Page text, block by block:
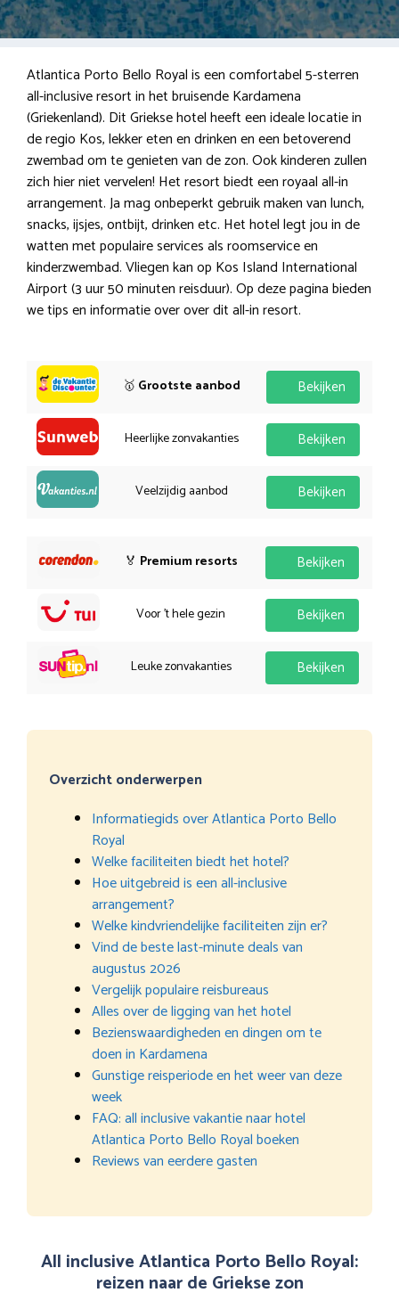
Atlantica Porto Bello Royal is een comfortabel 5-sterren
all-inclusive resort in het bruisende Kardamena
(Griekenland). Dit Griekse hotel heeft een ideale locatie in
de regio Kos, lekker eten en drinken en een betoverend
zwembad om te genieten van de zon. Ook kinderen zullen
zich hier niet vervelen! Het resort biedt een royaal all-in
arrangement. Ja mag onbeperkt gebruik maken van lunch,
snacks, ijsjes, ontbijt, drinken etc. Het hotel legt jou in de
watten met populaire services als roomservice en
kinderzwembad. Vliegen kan op Kos Island International
Airport (3 uur 50 minuten reisduur). Op deze pagina bieden
we tips en informatie over over dit all-in resort.
🥇 Grootste aanbod Bekijken
Heerlijke zonvakanties Bekijken
Veelzijdig aanbod Bekijken
🏅 Premium resorts Bekijken
Voor 't hele gezin Bekijken
Leuke zonvakanties Bekijken
Overzicht onderwerpen
Informatiegids over Atlantica Porto Bello
Royal
Welke faciliteiten biedt het hotel?
Hoe uitgebreid is een all-inclusive
arrangement?
Welke kindvriendelijke faciliteiten zijn er?
Vind de beste last-minute deals van
augustus 2026
Vergelijk populaire reisbureaus
Alles over de ligging van het hotel
Bezienswaardigheden en dingen om te
doen in Kardamena
Gunstige reisperiode en het weer van deze
week
FAQ: all inclusive vakantie naar hotel
Atlantica Porto Bello Royal boeken
Reviews van eerdere gasten
All inclusive Atlantica Porto Bello Royal:
reizen naar de Griekse zon